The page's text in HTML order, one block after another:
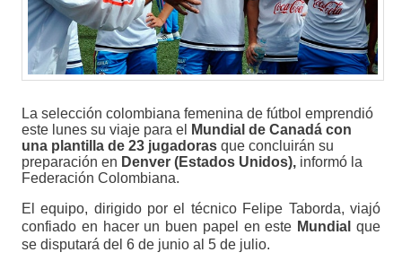
La selección colombiana femenina de fútbol emprendió
este lunes su viaje para el
Mundial de Canadá con
una plantilla de 23 jugadoras que concluirán su
preparación en Denver (Estados Unidos),informó la
Federación Colombiana.
El equipo, dirigido por el técnico Felipe Taborda, viajó
confiado en hacer un buen papel en este Mundial que
se disputará del 6 de junio al 5 de julio.